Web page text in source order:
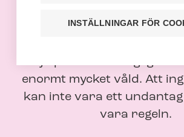
våld eller hot om våld i sitt
hjälper andra dagligen
enormt mycket våld. Att
kan inte vara ett
vara regeln.
INSTÄLLNINGAR FÖR